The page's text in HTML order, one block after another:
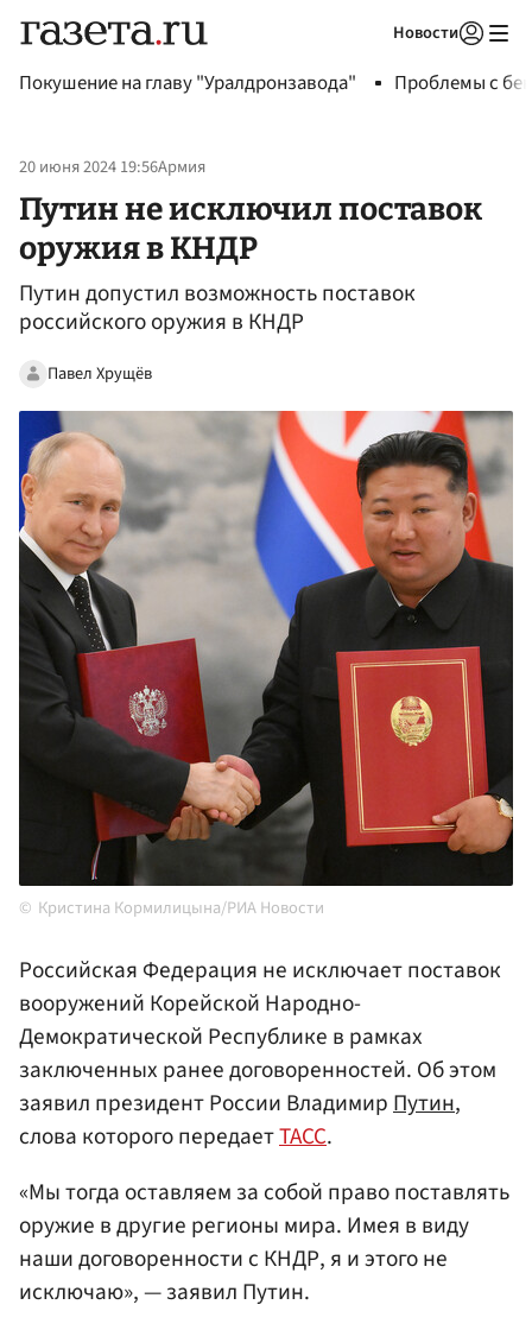
Новости
Покушение на главу "Уралдронзавода" Проблемы с
20 июня 2024 19:56Армия
Путин не исключил поставок
оружия в КНДР
Путин допустил возможность поставок
российского оружия в КНДР
Павел Хрущёв
Кристина Кормилицына/РИА Новости
Российская Федерация не исключает поставок
вооружений Корейской Народно-
Демократической Республике в рамках
заключенных ранее договоренностей. Об этом
заявил президент России ВладимирПутин,
слова которого передаетТАСС.
«Мы тогда оставляем за собой право поставлять
оружие в другие регионы мира. Имея в виду
наши договоренности с КНДР, я и этого не
исключаю», — заявил Путин.